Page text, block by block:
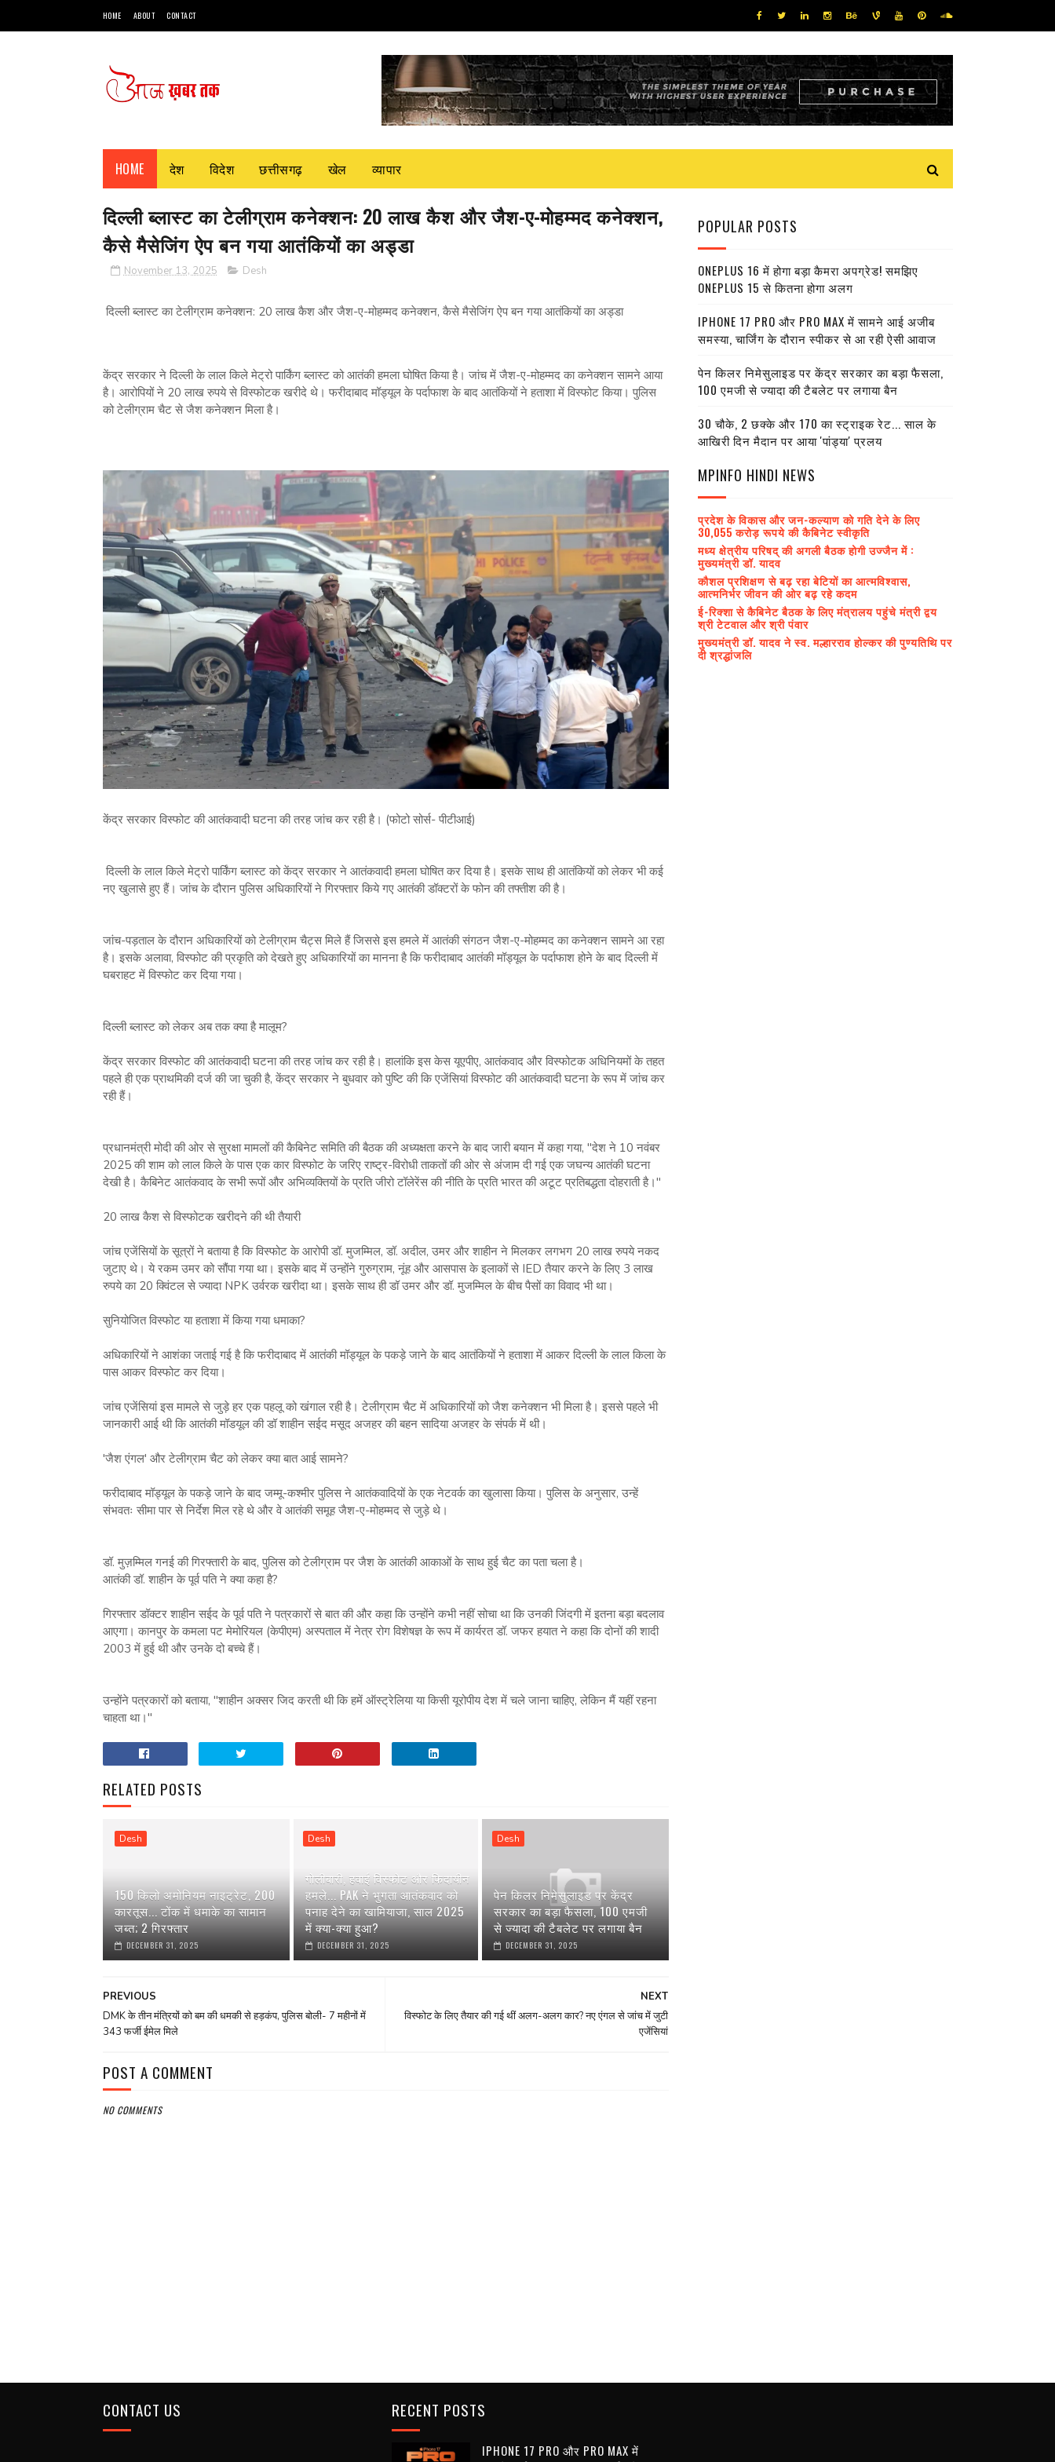
HOME ABOUT CONTACT
HOME देश विदेश छत्तीसगढ़ खेल व्यापार
दिल्ली ब्लास्ट का टेलीग्राम कनेक्शन: 20 लाख कैश और जैश-ए-मोहम्मद कनेक्शन,
कैसे मैसेजिंग ऐप बन गया आतंकियों का अड्डा
November 13, 2025 Desh
दिल्ली ब्लास्ट का टेलीग्राम कनेक्शन: 20 लाख कैश और जैश-ए-मोहम्मद कनेक्शन, कैसे मैसेजिंग ऐप बन गया आतंकियों का अड्डा
केंद्र सरकार ने दिल्ली के लाल किले मेट्रो पार्किंग ब्लास्ट को आतंकी हमला घोषित किया है। जांच में जैश-ए-मोहम्मद का कनेक्शन सामने आया
है। आरोपियों ने 20 लाख रुपये से विस्फोटक खरीदे थे। फरीदाबाद मॉड्यूल के पर्दाफाश के बाद आतंकियों ने हताशा में विस्फोट किया। पुलिस
को टेलीग्राम चैट से जैश कनेक्शन मिला है।
केंद्र सरकार विस्फोट की आतंकवादी घटना की तरह जांच कर रही है। (फोटो सोर्स- पीटीआई)
दिल्ली के लाल किले मेट्रो पार्किंग ब्लास्ट को केंद्र सरकार ने आतंकवादी हमला घोषित कर दिया है। इसके साथ ही आतंकियों को लेकर भी कई
नए खुलासे हुए हैं। जांच के दौरान पुलिस अधिकारियों ने गिरफ्तार किये गए आतंकी डॉक्टरों के फोन की तफ्तीश की है।
जांच-पड़ताल के दौरान अधिकारियों को टेलीग्राम चैट्स मिले हैं जिससे इस हमले में आतंकी संगठन जैश-ए-मोहम्मद का कनेक्शन सामने आ रहा
है। इसके अलावा, विस्फोट की प्रकृति को देखते हुए अधिकारियों का मानना है कि फरीदाबाद आतंकी मॉड्यूल के पर्दाफाश होने के बाद दिल्ली में
घबराहट में विस्फोट कर दिया गया।
दिल्ली ब्लास्ट को लेकर अब तक क्या है मालूम?
केंद्र सरकार विस्फोट की आतंकवादी घटना की तरह जांच कर रही है। हालांकि इस केस यूएपीए, आतंकवाद और विस्फोटक अधिनियमों के तहत
पहले ही एक प्राथमिकी दर्ज की जा चुकी है, केंद्र सरकार ने बुधवार को पुष्टि की कि एजेंसियां विस्फोट की आतंकवादी घटना के रूप में जांच कर
रही हैं।
प्रधानमंत्री मोदी की ओर से सुरक्षा मामलों की कैबिनेट समिति की बैठक की अध्यक्षता करने के बाद जारी बयान में कहा गया, "देश ने 10 नवंबर
2025 की शाम को लाल किले के पास एक कार विस्फोट के जरिए राष्ट्र-विरोधी ताकतों की ओर से अंजाम दी गई एक जघन्य आतंकी घटना
देखी है। कैबिनेट आतंकवाद के सभी रूपों और अभिव्यक्तियों के प्रति जीरो टॉलेरेंस की नीति के प्रति भारत की अटूट प्रतिबद्धता दोहराती है।"
20 लाख कैश से विस्फोटक खरीदने की थी तैयारी
जांच एजेंसियों के सूत्रों ने बताया है कि विस्फोट के आरोपी डॉ. मुजम्मिल, डॉ. अदील, उमर और शाहीन ने मिलकर लगभग 20 लाख रुपये नकद
जुटाए थे। ये रकम उमर को सौंपा गया था। इसके बाद में उन्होंने गुरुग्राम, नूंह और आसपास के इलाकों से IED तैयार करने के लिए 3 लाख
रुपये का 20 क्विंटल से ज्यादा NPK उर्वरक खरीदा था। इसके साथ ही डॉ उमर और डॉ. मुजम्मिल के बीच पैसों का विवाद भी था।
सुनियोजित विस्फोट या हताशा में किया गया धमाका?
अधिकारियों ने आशंका जताई गई है कि फरीदाबाद में आतंकी मॉड्यूल के पकड़े जाने के बाद आतंकियों ने हताशा में आकर दिल्ली के लाल किला के
पास आकर विस्फोट कर दिया।
जांच एजेंसियां इस मामले से जुड़े हर एक पहलू को खंगाल रही है। टेलीग्राम चैट में अधिकारियों को जैश कनेक्शन भी मिला है। इससे पहले भी
जानकारी आई थी कि आतंकी मॉडयूल की डॉ शाहीन सईद मसूद अजहर की बहन सादिया अजहर के संपर्क में थी।
'जैश एंगल' और टेलीग्राम चैट को लेकर क्या बात आई सामने?
फरीदाबाद मॉड्यूल के पकड़े जाने के बाद जम्मू-कश्मीर पुलिस ने आतंकवादियों के एक नेटवर्क का खुलासा किया। पुलिस के अनुसार, उन्हें
संभवतः सीमा पार से निर्देश मिल रहे थे और वे आतंकी समूह जैश-ए-मोहम्मद से जुड़े थे।
डॉ. मुज़म्मिल गनई की गिरफ्तारी के बाद, पुलिस को टेलीग्राम पर जैश के आतंकी आकाओं के साथ हुई चैट का पता चला है।
आतंकी डॉ. शाहीन के पूर्व पति ने क्या कहा है?
गिरफ्तार डॉक्टर शाहीन सईद के पूर्व पति ने पत्रकारों से बात की और कहा कि उन्होंने कभी नहीं सोचा था कि उनकी जिंदगी में इतना बड़ा बदलाव
आएगा। कानपुर के कमला पट मेमोरियल (केपीएम) अस्पताल में नेत्र रोग विशेषज्ञ के रूप में कार्यरत डॉ. जफर हयात ने कहा कि दोनों की शादी
2003 में हुई थी और उनके दो बच्चे हैं।
उन्होंने पत्रकारों को बताया, "शाहीन अक्सर जिद करती थी कि हमें ऑस्ट्रेलिया या किसी यूरोपीय देश में चले जाना चाहिए, लेकिन मैं यहीं रहना
चाहता था।"
RELATED POSTS
Desh
150 किलो अमोनियम नाइट्रेट, 200
कारतूस... टोंक में धमाके का सामान
जब्त; 2 गिरफ्तार
DECEMBER 31, 2025
Desh
गोलीबारी, हवाई विस्फोट और फिदायीन
हमले... PAK ने भुगता आतंकवाद को
पनाह देने का खामियाजा, साल 2025
में क्या-क्या हुआ?
DECEMBER 31, 2025
Desh
पेन किलर निमेसुलाइड पर केंद्र
सरकार का बड़ा फैसला, 100 एमजी
से ज्यादा की टैबलेट पर लगाया बैन
DECEMBER 31, 2025
NEXT
विस्फोट के लिए तैयार की गई थीं अलग-अलग कार? नए एंगल से जांच में जुटी
एजेंसियां
PREVIOUS
DMK के तीन मंत्रियों को बम की धमकी से हड़कंप, पुलिस बोली- 7 महीनों में
343 फर्जी ईमेल मिले
POST A COMMENT
NO COMMENTS
POPULAR POSTS
ONEPLUS 16 में होगा बड़ा कैमरा अपग्रेड! समझिए
ONEPLUS 15 से कितना होगा अलग
IPHONE 17 PRO और PRO MAX में सामने आई अजीब
समस्या, चार्जिंग के दौरान स्पीकर से आ रही ऐसी आवाज
पेन किलर निमेसुलाइड पर केंद्र सरकार का बड़ा फैसला,
100 एमजी से ज्यादा की टैबलेट पर लगाया बैन
30 चौके, 2 छक्के और 170 का स्ट्राइक रेट... साल के
आखिरी दिन मैदान पर आया 'पांड्या' प्रलय
MPINFO HINDI NEWS
प्रदेश के विकास और जन-कल्याण को गति देने के लिए
30,055 करोड़ रूपये की कैबिनेट स्वीकृति
मध्य क्षेत्रीय परिषद् की अगली बैठक होगी उज्जैन में :
मुख्यमंत्री डॉ. यादव
कौशल प्रशिक्षण से बढ़ रहा बेटियों का आत्मविश्वास,
आत्मनिर्भर जीवन की ओर बढ़ रहे कदम
ई-रिक्शा से कैबिनेट बैठक के लिए मंत्रालय पहुंचे मंत्री द्वय
श्री टेटवाल और श्री पंवार
मुख्यमंत्री डॉ. यादव ने स्व. मल्हारराव होल्कर की पुण्यतिथि पर
दी श्रद्धांजलि
CONTACT US RECENT POSTS
IPHONE 17 PRO और PRO MAX में